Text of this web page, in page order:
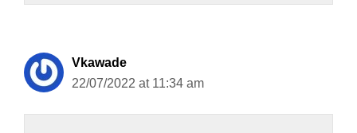
Vkawade
22/07/2022 at 11:34 am